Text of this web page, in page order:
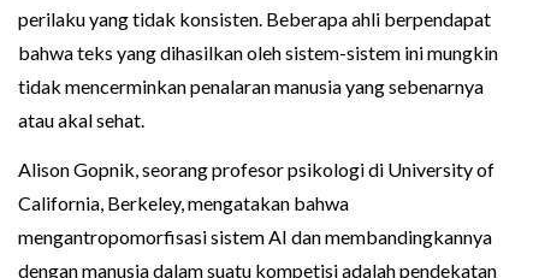
perilaku yang tidak konsisten. Beberapa ahli berpendapat
bahwa teks yang dihasilkan oleh sistem-sistem ini mungkin
tidak mencerminkan penalaran manusia yang sebenarnya
atau akal sehat.
Alison Gopnik, seorang profesor psikologi di University of
California, Berkeley, mengatakan bahwa
mengantropomorfisasi sistem AI dan membandingkannya
dengan manusia dalam suatu kompetisi adalah pendekatan